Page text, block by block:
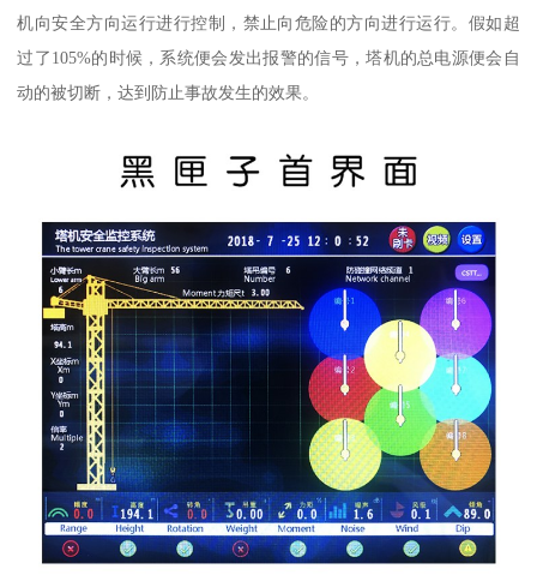
机向安全方向运行进行控制，禁止向危险的方向进行运行。假如超
过了105%的时候，系统便会发出报警的信号，塔机的总电源便会自
动的被切断，达到防止事故发生的效果。